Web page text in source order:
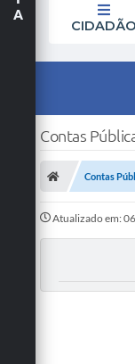
CIDADÃO
A
Contas
Contas
Atualizado em: